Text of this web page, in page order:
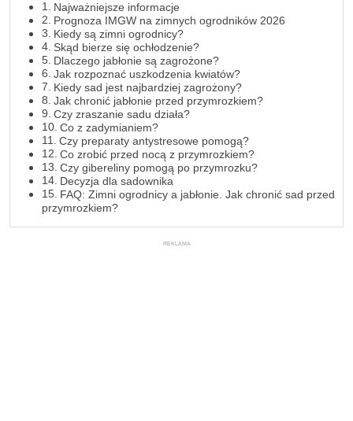
Najważniejsze informacje
Prognoza IMGW na zimnych ogrodników 2026
Kiedy są zimni ogrodnicy?
Skąd bierze się ochłodzenie?
Dlaczego jabłonie są zagrożone?
Jak rozpoznać uszkodzenia kwiatów?
Kiedy sad jest najbardziej zagrożony?
Jak chronić jabłonie przed przymrozkiem?
Czy zraszanie sadu działa?
Co z zadymianiem?
Czy preparaty antystresowe pomogą?
Co zrobić przed nocą z przymrozkiem?
Czy gibereliny pomogą po przymrozku?
Decyzja dla sadownika
FAQ: Zimni ogrodnicy a jabłonie. Jak chronić sad przed
przymrozkiem?
REKLAMA